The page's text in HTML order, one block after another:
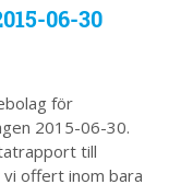
06-30
för
2015-06-30.
till
offert inom bara